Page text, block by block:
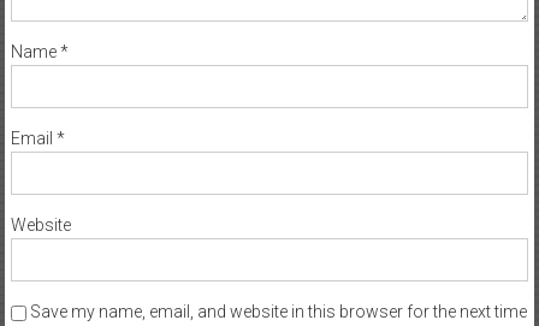
Name*
Email *
Website
Save my name, email, and website in this browser for the next time